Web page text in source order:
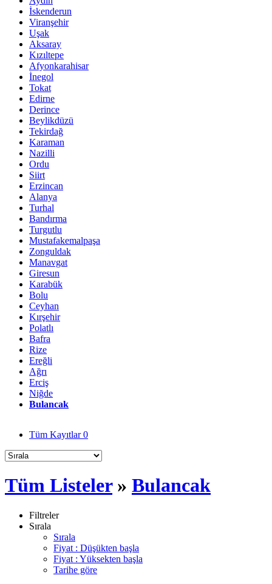
İskenderun
Viranşehir
Uşak
Aksaray
Kızıltepe
Afyonkarahisar
İnegol
Tokat
Edirne
Derince
Beylikdüzü
Tekirdağ
Karaman
Nazilli
Ordu
Siirt
Erzincan
Alanya
Turhal
Bandırma
Turgutlu
Mustafakemalpaşa
Zonguldak
Manavgat
Giresun
Karabük
Bolu
Ceyhan
Kırşehir
Polatlı
Bafra
Rize
Ereğli
Ağrı
Erciş
Niğde
Bulancak
Tüm Kayıtlar0
Tüm Listeler» Bulancak
Filtreler
Sırala
Sırala
Fiyat : Düşükten başla
Fiyat : Yüksekten başla
Tarihe göre